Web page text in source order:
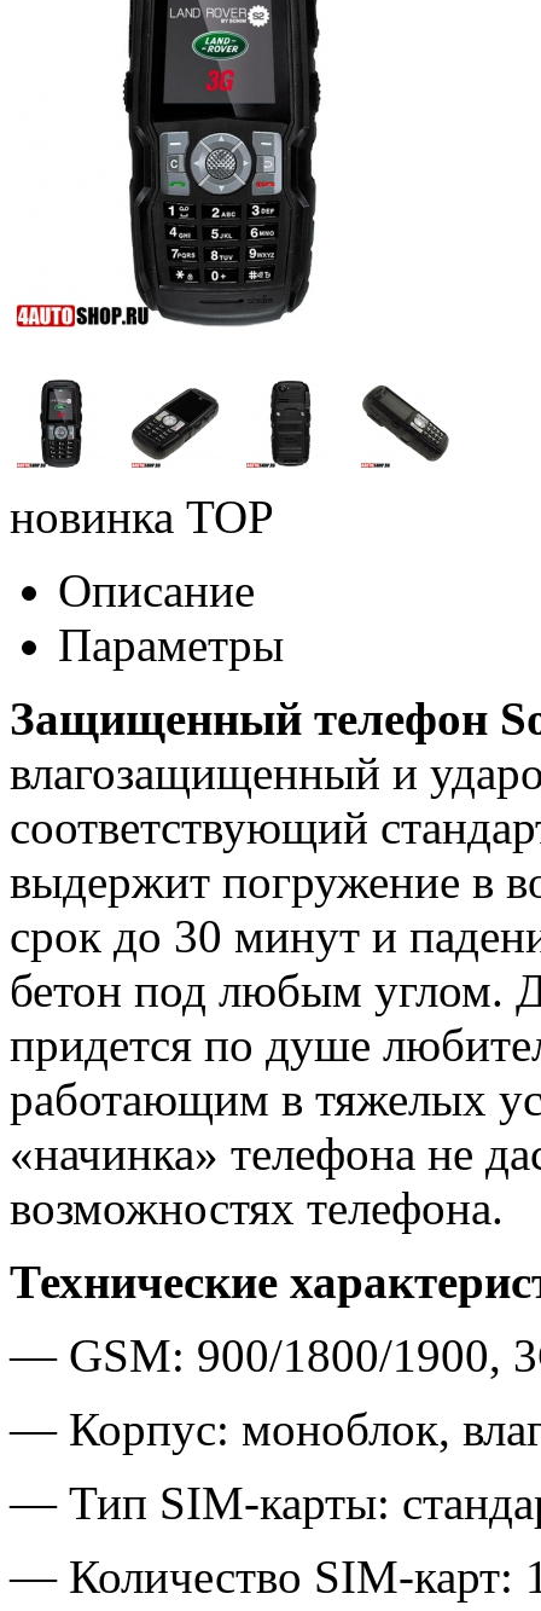
новинка TOP
Описание
Параметры
Защищенный телефон
влагозащищенный и
соответствующий
выдержит погружение в
срок до 30 минут и
бетон под любым углом.
придется по душе
работающим в тяжелых
«начинка» телефона не
возможностях телефона.
Технические
— GSM: 900/1800/1900,
— Корпус: моноблок,
— Тип SIM-карты:
— Количество SIM-карт: